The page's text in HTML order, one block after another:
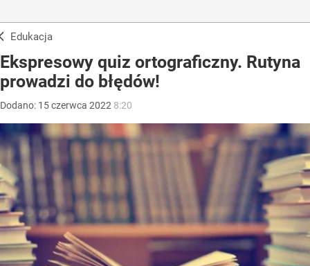
Edukacja
Ekspresowy quiz ortograficzny. Rutyna
prowadzi do błędów!
Dodano: 15czerwca 2022 8:20